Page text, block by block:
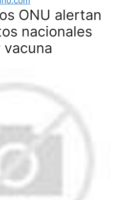
ONU alertan
nacionales
vacuna